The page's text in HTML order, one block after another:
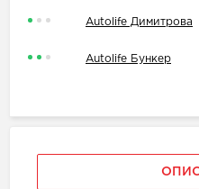
Autolife Димитрова
Autolife Бункер